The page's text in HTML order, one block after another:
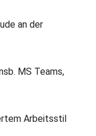
an der
MS Teams,
Arbeitsstil